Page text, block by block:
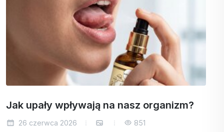
Jak upały wpływają na nasz organizm?
26 czerwca 2026 851